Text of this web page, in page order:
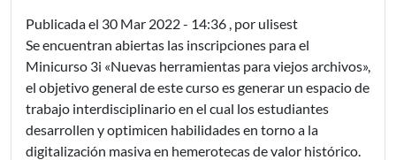
Publicada el 30 Mar 2022 - 14:36 , por ulisest
Se encuentran abiertas las inscripciones para el
Minicurso 3i «Nuevas herramientas para viejos archivos»,
el objetivo general de este curso es generar un espacio de
trabajo interdisciplinario en el cual los estudiantes
desarrollen y optimicen habilidades en torno a la
digitalización masiva en hemerotecas de valor histórico.